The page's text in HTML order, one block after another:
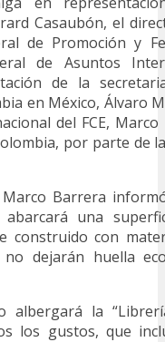
Casaubón, el
de Promoción y
de Asuntos
de la
en México, Álvaro
del FCE,
por parte de
Barrera
una
construido con
dejarán huella
albergará la
los gustos, que